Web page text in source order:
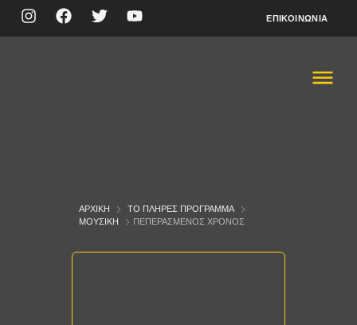
ΕΠΙΚΟΙΝΩΝΊΑ
ΑΡΧΙΚΉ
ΤΟ ΠΛΉΡΕΣ ΠΡΌΓΡΑΜΜΑ
ΜΟΥΣΙΚΉ
ΠΕΠΕΡΑΣΜΈΝΟΣ ΧΡΌΝΟΣ